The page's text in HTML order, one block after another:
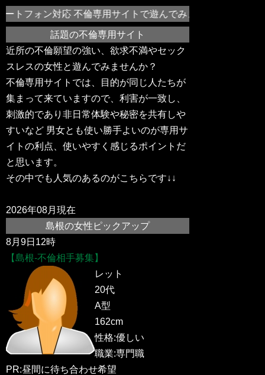
トフォン対応 不倫専用サイトで遊んでみませんか？島根や
話題の不倫専用サイト
近所の不倫願望の強い、欲求不満やセック
スレスの女性と遊んでみませんか？
不倫専用サイトでは、目的が同じ人たちが
集まって来ていますので、利害が一致し、
刺激的であり非日常体験や秘密を共有しや
すいなど 男女とも使い勝手よいのが専用サ
イトの利点、使いやすく感じるポイントだ
と思います。
その中でも人気のあるのがこちらです↓↓
2026年08月現在
島根の女性ピックアップ
8月9日12時
【島根-不倫相手募集】
レット
20代
A型
162cm
性格:優しい
職業:専門職
PR:昼間に待ち合わせ希望